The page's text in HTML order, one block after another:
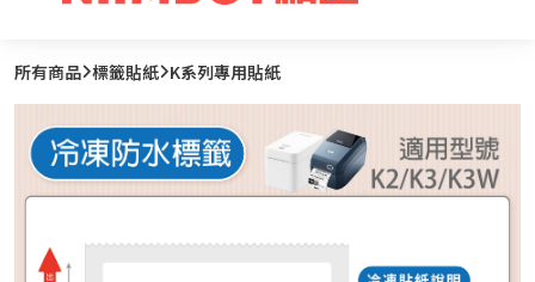
台灣精臣科技有限公司｜原廠總代理｜售後完善
所有商品 標籤貼紙 K系列專用貼紙